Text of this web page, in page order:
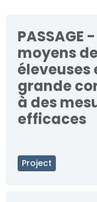
Project
PASSAGE
moyens
éleveuses
grande
à des
efficaces